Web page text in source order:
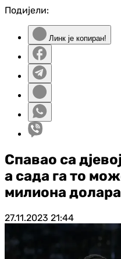
Подијели:
Линк је копиран!
Спавао са
а сада га то
милиона долара
27.11.2023 21:44